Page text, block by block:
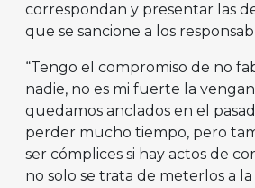
correspondan y presentar las
que se sancione a los
“Tengo el compromiso de no
nadie, no es mi fuerte la
quedamos anclados en el
perder mucho tiempo, pero
ser cómplices si hay actos de
no solo se trata de meterlos a